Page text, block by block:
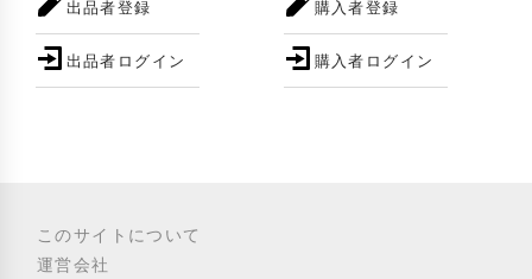
出品者登録
出品者ログイン
購入者登録
購入者ログイン
このサイトについて
運営会社